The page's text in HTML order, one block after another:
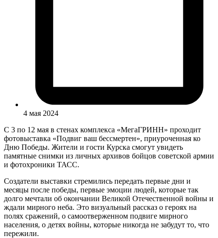
4 мая 2024
С 3 по 12 мая в стенах комплекса «МегаГРИНН» проходит
фотовыставка «Подвиг ваш бессмертен», приуроченная ко
Дню Победы. Жители и гости Курска смогут увидеть
памятные снимки из личных архивов бойцов советской армии
и фотохроники ТАСС.
Создатели выставки стремились передать первые дни и
месяцы после победы, первые эмоции людей, которые так
долго мечтали об окончании Великой Отечественной войны и
ждали мирного неба. Это визуальный рассказ о героях на
полях сражений, о самоотверженном подвиге мирного
населения, о детях войны, которые никогда не забудут то, что
пережили.